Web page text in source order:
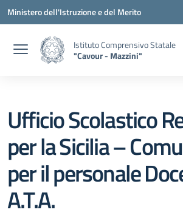
Vai ai contenuti
Vai al menu di navigazione
Vai al footer
Ministero dell'Istruzione e del Merito
Istituto Comprensivo Statale
"Cavour - Mazzini"
Ufficio Scolastico
per la Sicilia –
per il personale
A.T.A.